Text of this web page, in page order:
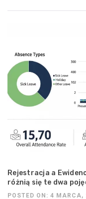
Rejestracja a
różnią się te dwa
POSTED ON: 4 MARCA,